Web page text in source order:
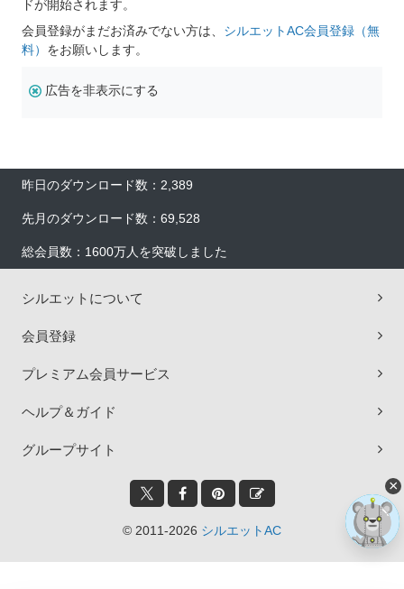
ドが開始されます。
会員登録がまだお済みでない方は、 シルエットAC会員登録（無
料） をお願いします。
広告を非表示にする
昨日のダウンロード数：2,389
先月のダウンロード数：69,528
総会員数：1600万人を突破しました
シルエットについて
会員登録
プレミアム会員サービス
ヘルプ＆ガイド
グループサイト
© 2011-2026 シルエットAC
×